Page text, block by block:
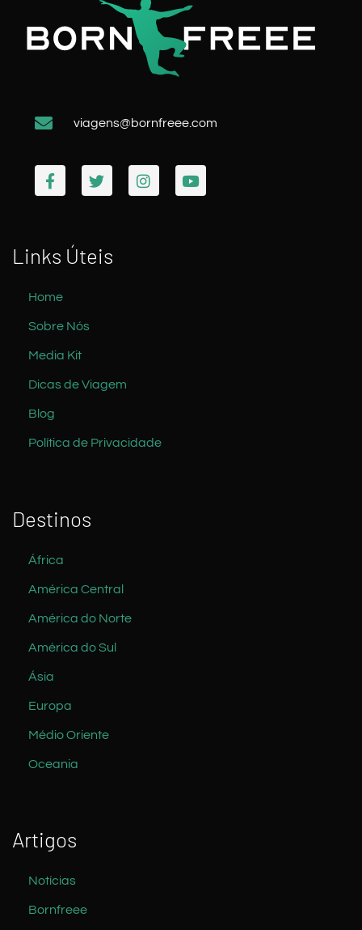
viagens@bornfreee.com
Links Úteis
Home
Sobre Nós
Media Kit
Dicas de Viagem
Blog
Política de Privacidade
Destinos
África
América Central
América do Norte
América do Sul
Ásia
Europa
Médio Oriente
Oceania
Artigos
Notícias
Bornfreee